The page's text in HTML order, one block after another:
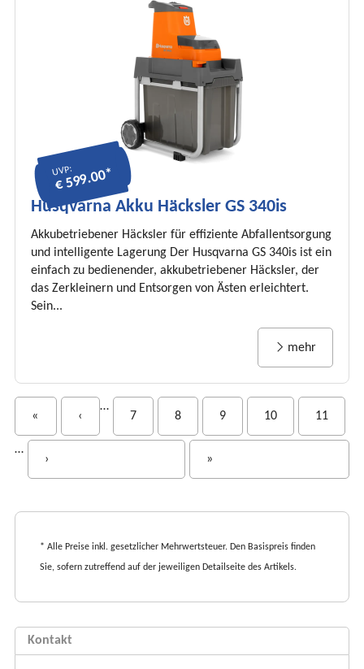
UVP:
€ 599.00*
Husqvarna Akku Häcksler GS 340is
Akkubetriebener Häcksler für effiziente Abfallentsorgung
und intelligente Lagerung Der Husqvarna GS 340is ist ein
einfach zu bedienender, akkubetriebener Häcksler, der
das Zerkleinern und Entsorgen von Ästen erleichtert.
Sein...
mehr
i
« ‹
…
7 8 9 10 11
…
› »
* Alle Preise inkl. gesetzlicher Mehrwertsteuer. Den Basispreis finden
Sie, sofern zutreffend auf der jeweiligen Detailseite des Artikels.
Kontakt